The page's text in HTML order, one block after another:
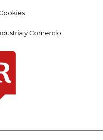
y Comercio